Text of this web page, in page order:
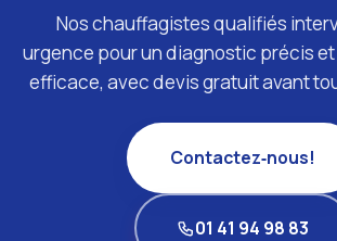
Nos chauffagistes qualifiés
urgence pour un diagnostic précis
efficace, avec devis gratuit avant
Contactez‑nous!
01 41 94 98 83